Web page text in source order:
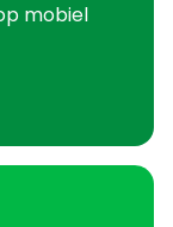
mobiel